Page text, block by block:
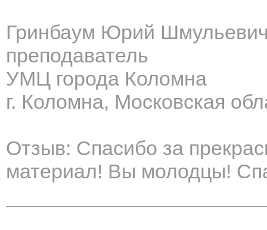
Гринбаум Юрий
преподаватель
УМЦ города Коломна
г. Коломна, Московская
Отзыв: Спасибо за
материал! Вы молодцы!